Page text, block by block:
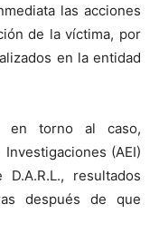
las acciones
de la víctima, por
en la entidad
en torno al caso,
(AEI)
resultados
después de que